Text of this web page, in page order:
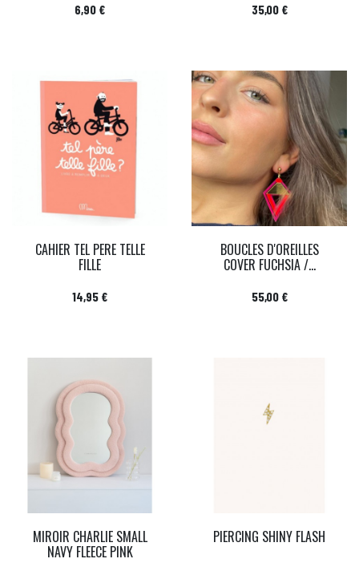
Prix
6,90 € Prix
35,00 €
CAHIER TEL PERE TELLE
FILLE
Prix
14,95 €
BOUCLES D'OREILLES
COVER FUCHSIA /...
Prix
55,00 €
MIROIR CHARLIE SMALL
NAVY FLEECE PINK
PIERCING SHINY FLASH